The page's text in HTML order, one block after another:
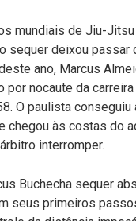
mundiais de Jiu-
sequer deixou
ano, Marcus
por nocaute da
O paulista
chegou às costas do
interromper.
Buchecha sequer
seus primeiros